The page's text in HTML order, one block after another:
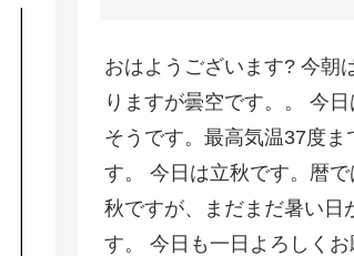
おはようございます? 今朝
りますが曇空です。。 今
そうです。最高気温37度ま
す。 今日は立秋です。暦で
秋ですが、まだまだ暑い日
す。 今日も一日よろしく